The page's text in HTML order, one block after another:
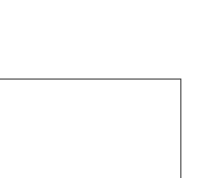
bælte fås i fuld størrelse;